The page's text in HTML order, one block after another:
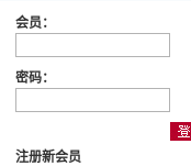
会员：
密码：
注册新会员